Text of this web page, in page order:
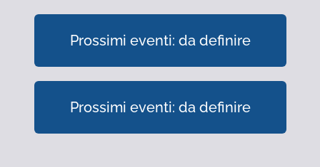
Prossimi eventi: da definire
Prossimi eventi: da definire